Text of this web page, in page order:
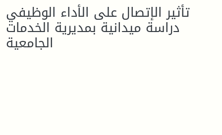
تأثير الإتصال على الأداء الوظيفي
دراسة ميدانية بمديرية الخدمات
الجامعية